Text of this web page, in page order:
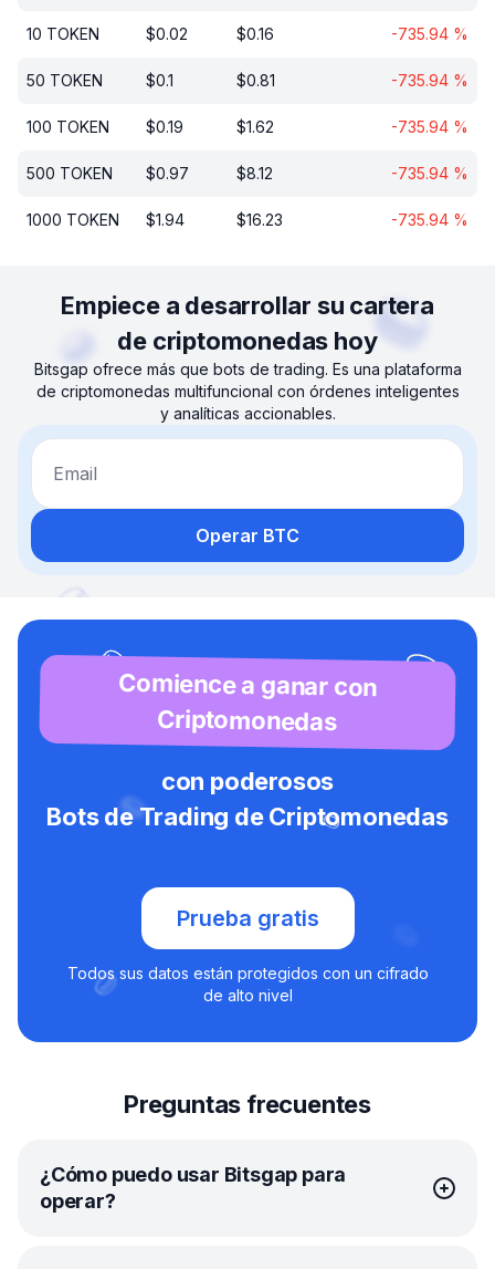
10 TOKEN $0.02 $0.16 -735.94 %
50 TOKEN $0.1 $0.81 -735.94 %
100 TOKEN $0.19 $1.62 -735.94 %
500 TOKEN $0.97 $8.12 -735.94 %
1000 TOKEN $1.94 $16.23 -735.94 %
Empiece a desarrollar su cartera
de criptomonedas hoy
Bitsgap ofrece más que bots de trading. Es una plataforma
de criptomonedas multifuncional con órdenes inteligentes
y analíticas accionables.
Email
Operar BTC
Comience a ganar con
Criptomonedas
con poderosos
Bots de Trading de Criptomonedas
Prueba gratis
Todos sus datos están protegidos con un cifrado
de alto nivel
Preguntas frecuentes
¿Cómo puedo usar Bitsgap para
operar?